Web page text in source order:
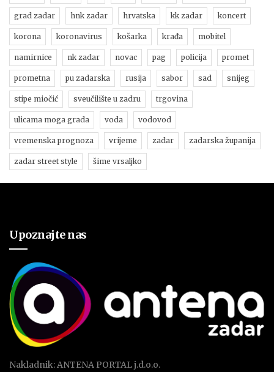
grad zadar hnk zadar hrvatska kk zadar koncert
korona koronavirus košarka krađa mobitel
namirnice nk zadar novac pag policija promet
prometna pu zadarska rusija sabor sad snijeg
stipe miočić sveučilište u zadru trgovina
ulicama moga grada voda vodovod
vremenska prognoza vrijeme zadar zadarska županija
zadar street style šime vrsaljko
Upoznajte nas
Nakladnik: ANTENA PORTAL j.d.o.o.